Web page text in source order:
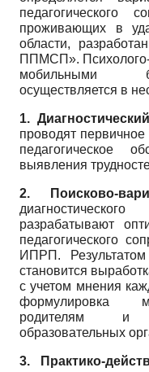
педагогического
проживающих в
области,
ППМСП». Психолого-
мобильными
осуществляется в
1.
проводят
педагогическое
выявления
2. Поисково-
разрабатывают
педагогического
ИПРП. Результатом
становится
с учетом мнения
формулировка
родителям и
образовательных
3. Практико-